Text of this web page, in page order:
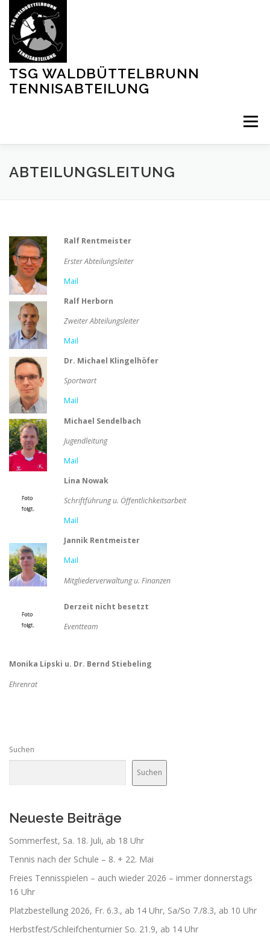
Inhalt
springen
TSG WALDBÜTTELBRUNN
TENNISABTEILUNG
Menü
MITGLIED WERDEN PLATZ BUCHEN
ABTEILUNGSLEITUNG
Ralf Rentmeister
Erster Abteilungsleiter
Mail
Ralf Herborn
Zweiter Abteilungsleiter
Mail
Dr. Michael Klingelhöfer
Sportwart
Mail
Michael Sendelbach
Jugendleitung
Mail
Lina Nowak
Schriftführung u. Öffentlichkeitsarbeit
Mail
Jannik Rentmeister
Mail
Mitgliederverwaltung u. Finanzen
Derzeit nicht besetzt
Eventteam
Monika Lipski u. Dr. Bernd Stiebeling
Ehrenrat
Suchen
Suchen
Neueste Beiträge
Sommerfest, Sa. 18. Juli, ab 18 Uhr
Tennis nach der Schule – 8. + 22. Mai
Freies Tennisspielen – auch wieder 2026 – immer donnerstags
16 Uhr
Platzbestellung 2026, Fr. 6.3., ab 14 Uhr, Sa/So 7./8.3, ab 10 Uhr
Herbstfest/Schleifchenturnier So. 21.9, ab 14 Uhr